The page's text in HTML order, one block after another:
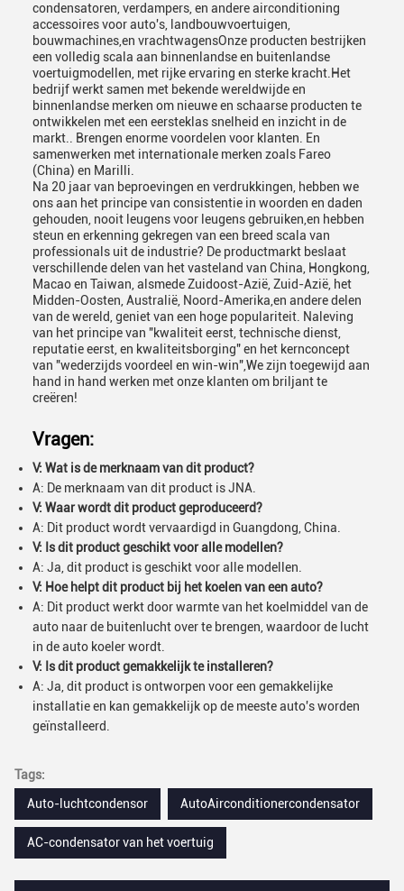
condensatoren, verdampers, en andere airconditioning
accessoires voor auto's, landbouwvoertuigen,
bouwmachines,en vrachtwagensOnze producten bestrijken
een volledig scala aan binnenlandse en buitenlandse
voertuigmodellen, met rijke ervaring en sterke kracht.Het
bedrijf werkt samen met bekende wereldwijde en
binnenlandse merken om nieuwe en schaarse producten te
ontwikkelen met een eersteklas snelheid en inzicht in de
markt.. Brengen enorme voordelen voor klanten. En
samenwerken met internationale merken zoals Fareo
(China) en Marilli.
Na 20 jaar van beproevingen en verdrukkingen, hebben we
ons aan het principe van consistentie in woorden en daden
gehouden, nooit leugens voor leugens gebruiken,en hebben
steun en erkenning gekregen van een breed scala van
professionals uit de industrie? De productmarkt beslaat
verschillende delen van het vasteland van China, Hongkong,
Macao en Taiwan, alsmede Zuidoost-Azië, Zuid-Azië, het
Midden-Oosten, Australië, Noord-Amerika,en andere delen
van de wereld, geniet van een hoge populariteit. Naleving
van het principe van "kwaliteit eerst, technische dienst,
reputatie eerst, en kwaliteitsborging" en het kernconcept
van "wederzijds voordeel en win-win",We zijn toegewijd aan
hand in hand werken met onze klanten om briljant te
creëren!
Vragen:
V: Wat is de merknaam van dit product?
A: De merknaam van dit product is JNA.
V: Waar wordt dit product geproduceerd?
A: Dit product wordt vervaardigd in Guangdong, China.
V: Is dit product geschikt voor alle modellen?
A: Ja, dit product is geschikt voor alle modellen.
V: Hoe helpt dit product bij het koelen van een auto?
A: Dit product werkt door warmte van het koelmiddel van de
auto naar de buitenlucht over te brengen, waardoor de lucht
in de auto koeler wordt.
V: Is dit product gemakkelijk te installeren?
A: Ja, dit product is ontworpen voor een gemakkelijke
installatie en kan gemakkelijk op de meeste auto's worden
geïnstalleerd.
Tags:
Auto-luchtcondensor
AutoAirconditionercondensator
AC-condensator van het voertuig